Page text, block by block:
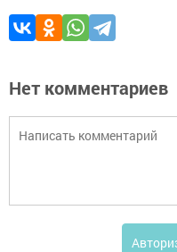
Нет комментариев